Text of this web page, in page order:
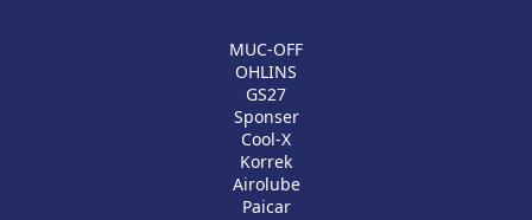
MUC-OFF
OHLINS
GS27
Sponser
Cool-X
Korrek
Airolube
Paicar